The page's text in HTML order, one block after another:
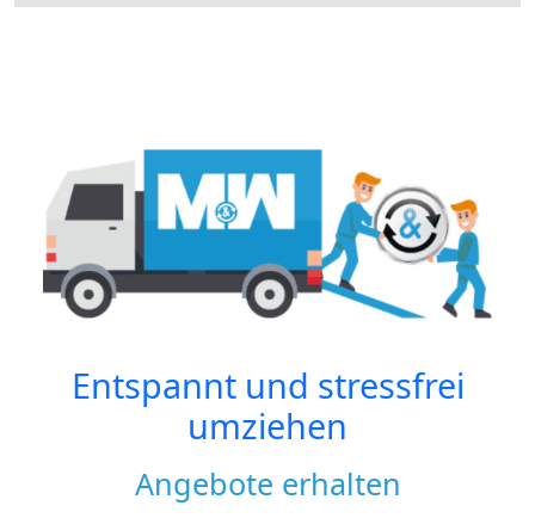
Entspannt und stressfrei
umziehen
Angebote erhalten